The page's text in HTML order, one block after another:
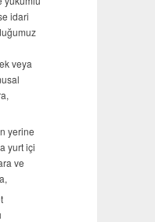
idari
veya
yerine
yurt içi
ve